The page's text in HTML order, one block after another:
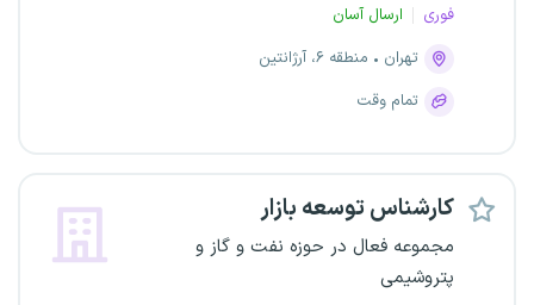
فوری
ارسال آسان
تهران
منطقه ۶، آرژانتین
تمام وقت
کارشناس توسعه بازار
مجموعه فعال در حوزه نفت و گاز و
پتروشیمی